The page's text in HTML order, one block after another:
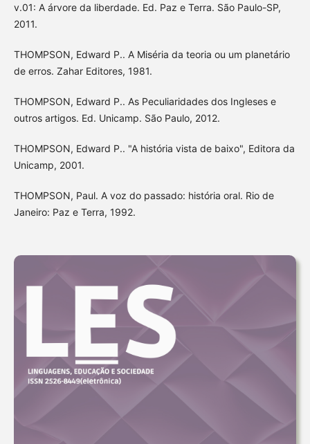
v.01: A árvore da liberdade. Ed. Paz e Terra. São Paulo-SP,
2011.
THOMPSON, Edward P.. A Miséria da teoria ou um planetário
de erros. Zahar Editores, 1981.
THOMPSON, Edward P.. As Peculiaridades dos Ingleses e
outros artigos. Ed. Unicamp. São Paulo, 2012.
THOMPSON, Edward P.. "A história vista de baixo", Editora da
Unicamp, 2001.
THOMPSON, Paul. A voz do passado: história oral. Rio de
Janeiro: Paz e Terra, 1992.